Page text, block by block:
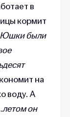
в
кормит
Юшки были
на
воду. А
он